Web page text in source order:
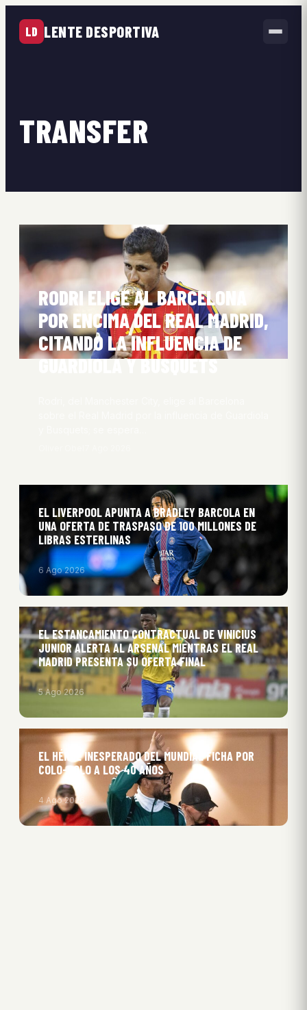
LD LENTE DESPORTIVA
TRANSFER
RODRI ELIGE AL BARCELONA
POR ENCIMA DEL REAL MADRID,
CITANDO LA INFLUENCIA DE
GUARDIOLA Y BUSQUETS
EL LIVERPOOL APUNTA A BRADLEY BARCOLA EN
UNA OFERTA DE TRASPASO DE 100 MILLONES DE
LIBRAS ESTERLINAS
6 Ago 2026
EL ESTANCAMIENTO CONTRACTUAL DE VINICIUS
JUNIOR ALERTA AL ARSENAL MIENTRAS EL REAL
MADRID PRESENTA SU OFERTA FINAL
5 Ago 2026
EL HÉROE INESPERADO DEL MUNDIAL FICHA POR
COLO-COLO A LOS 40 AÑOS
4 Ago 2026